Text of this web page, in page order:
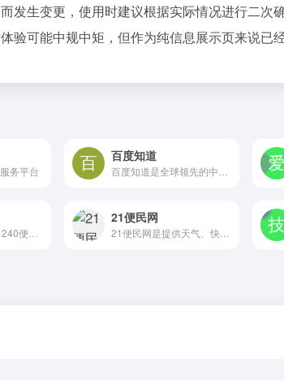
发生变更，使用时建议根据实际情况进行二次
可能中规中矩，但作为纯信息展示页来说已经
务平台
百度知道
21便民网
21便民网是提供天气、快递、归属地、汇率等日常便民查询的生活服务工具平台，无需注册即可使用，适合快速解决生活琐事，但目前网站暂无法访问